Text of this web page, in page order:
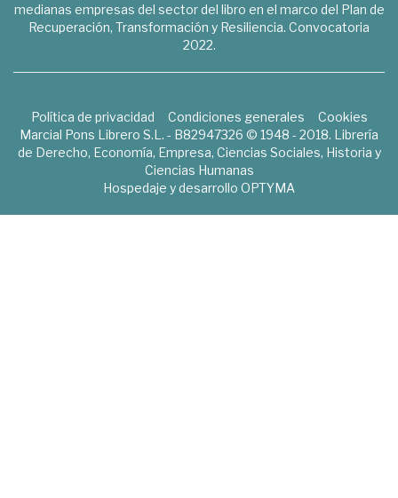
medianas empresas del sector del libro en el marco del Plan de
Recuperación, Transformación y Resiliencia. Convocatoria
2022.
Política de privacidad Condiciones generales
Cookies
Marcial Pons Librero S.L. - B82947326 © 1948 - 2018. Librería
de Derecho, Economía, Empresa, Ciencias Sociales, Historia y
Ciencias Humanas
Hospedaje y desarrollo OPTYMA